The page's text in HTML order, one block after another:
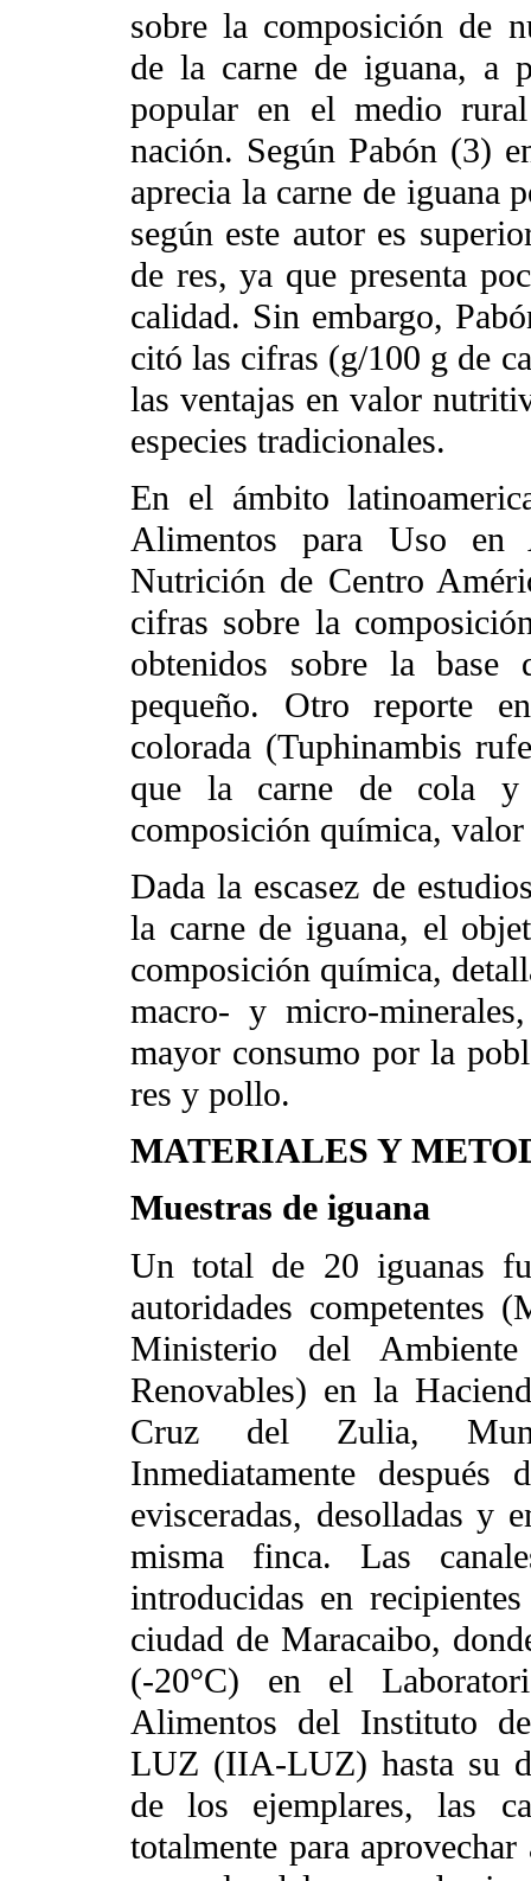
sobre la composición de
de la carne de iguana, a
popular en el medio
nación. Según Pabón (3)
aprecia la carne de
según este autor es
de res, ya que presenta
calidad. Sin embargo,
citó las cifras (g/100 g de
las ventajas en valor
especies tradicionales.
En el ámbito
Alimentos para Uso en
Nutrición de Centro
cifras sobre la
obtenidos sobre la base
pequeño. Otro reporte
colorada (Tuphinambis
que la carne de cola
composición química,
Dada la escasez de
la carne de iguana, el
composición química,
macro- y micro-
mayor consumo por la
res y pollo.
MATERIALES Y
Muestras de iguana
Un total de 20 iguanas
autoridades
Ministerio del
Renovables) en la
Cruz del Zulia,
Inmediatamente
evisceradas, desolladas y
misma finca. Las
introducidas en
ciudad de Maracaibo,
(-20°C) en el
Alimentos del Instituto
LUZ (IIA-LUZ) hasta su
de los ejemplares, las
totalmente para